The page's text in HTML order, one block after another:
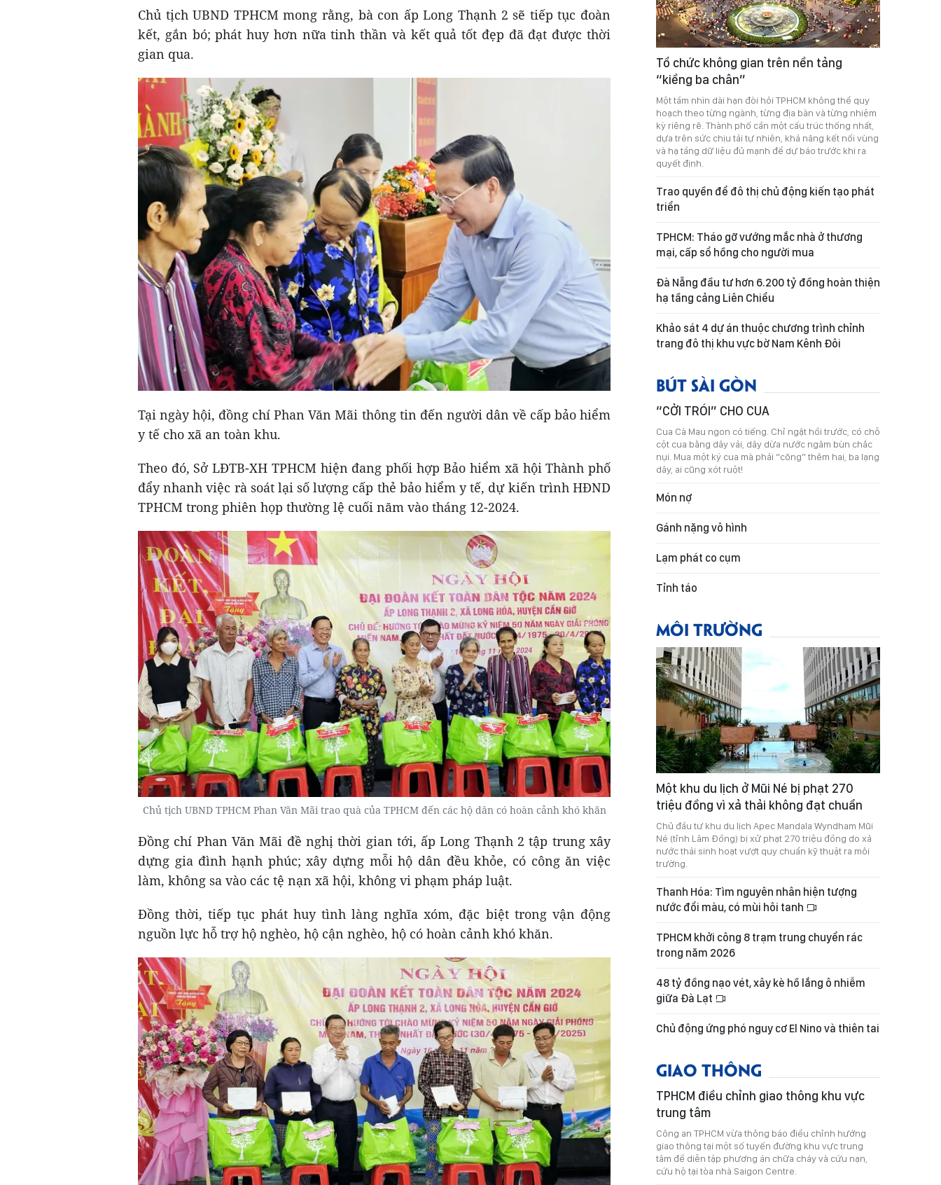
Chủ tịch UBND TPHCM mong rằng, bà con ấp Long Thạnh 2 sẽ tiếp tục đoàn
kết, gắn bó; phát huy hơn nữa tinh thần và kết quả tốt đẹp đã đạt được thời
gian qua.
Tại ngày hội, đồng chí Phan Văn Mãi thông tin đến người dân về cấp bảo hiểm
y tế cho xã an toàn khu.
Theo đó, Sở LĐTB-XH TPHCM hiện đang phối hợp Bảo hiểm xã hội Thành phố
đẩy nhanh việc rà soát lại số lượng cấp thẻ bảo hiểm y tế, dự kiến trình HĐND
TPHCM trong phiên họp thường lệ cuối năm vào tháng 12-2024.
Chủ tịch UBND TPHCM Phan Văn Mãi trao quà của TPHCM đến các hộ dân có hoàn cảnh khó khăn
Đồng chí Phan Văn Mãi đề nghị thời gian tới, ấp Long Thạnh 2 tập trung xây
dựng gia đình hạnh phúc; xây dựng mỗi hộ dân đều khỏe, có công ăn việc
làm, không sa vào các tệ nạn xã hội, không vi phạm pháp luật.
Đồng thời, tiếp tục phát huy tình làng nghĩa xóm, đặc biệt trong vận động
nguồn lực hỗ trợ hộ nghèo, hộ cận nghèo, hộ có hoàn cảnh khó khăn.
Tổ chức không gian trên nền tảng
“kiềng ba chân”
Một tầm nhìn dài hạn đòi hỏi TPHCM không thể quy
hoạch theo từng ngành, từng địa bàn và từng nhiệm
kỳ riêng rẽ. Thành phố cần một cấu trúc thống nhất,
dựa trên sức chịu tải tự nhiên, khả năng kết nối vùng
và hạ tầng dữ liệu đủ mạnh để dự báo trước khi ra
quyết định.
Trao quyền để đô thị chủ động kiến tạo phát
triển
TPHCM: Tháo gỡ vướng mắc nhà ở thương
mại, cấp sổ hồng cho người mua
Đà Nẵng đầu tư hơn 6.200 tỷ đồng hoàn thiện
hạ tầng cảng Liên Chiểu
Khảo sát 4 dự án thuộc chương trình chỉnh
trang đô thị khu vực bờ Nam Kênh Đôi
BÚT SÀI GÒN
“CỞI TRÓI” CHO CUA
Cua Cà Mau ngon có tiếng. Chỉ ngặt hồi trước, có chỗ
cột cua bằng dây vải, dây dừa nước ngâm bùn chắc
nụi. Mua một ký cua mà phải “cõng” thêm hai, ba lạng
dây, ai cũng xót ruột!
Món nợ
Gánh nặng vô hình
Lạm phát co cụm
Tỉnh táo
MÔI TRƯỜNG
Một khu du lịch ở Mũi Né bị phạt 270
triệu đồng vì xả thải không đạt chuẩn
Chủ đầu tư khu du lịch Apec Mandala Wyndham Mũi
Né (tỉnh Lâm Đồng) bị xử phạt 270 triệu đồng do xả
nước thải sinh hoạt vượt quy chuẩn kỹ thuật ra môi
trường.
Thanh Hóa: Tìm nguyên nhân hiện tượng
nước đổi màu, có mùi hôi tanh
TPHCM khởi công 8 trạm trung chuyển rác
trong năm 2026
48 tỷ đồng nạo vét, xây kè hồ lắng ô nhiễm
giữa Đà Lạt
Chủ động ứng phó nguy cơ El Nino và thiên tai
GIAO THÔNG
TPHCM điều chỉnh giao thông khu vực
trung tâm
Công an TPHCM vừa thông báo điều chỉnh hướng
giao thông tại một số tuyến đường khu vực trung
tâm để diễn tập phương án chữa cháy và cứu nạn,
cứu hộ tại tòa nhà Saigon Centre.